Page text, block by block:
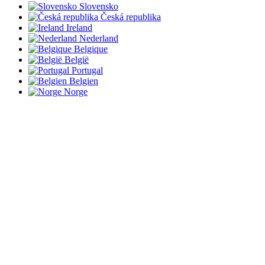
Slovensko
Česká republika
Ireland
Nederland
Belgique
België
Portugal
Belgien
Norge